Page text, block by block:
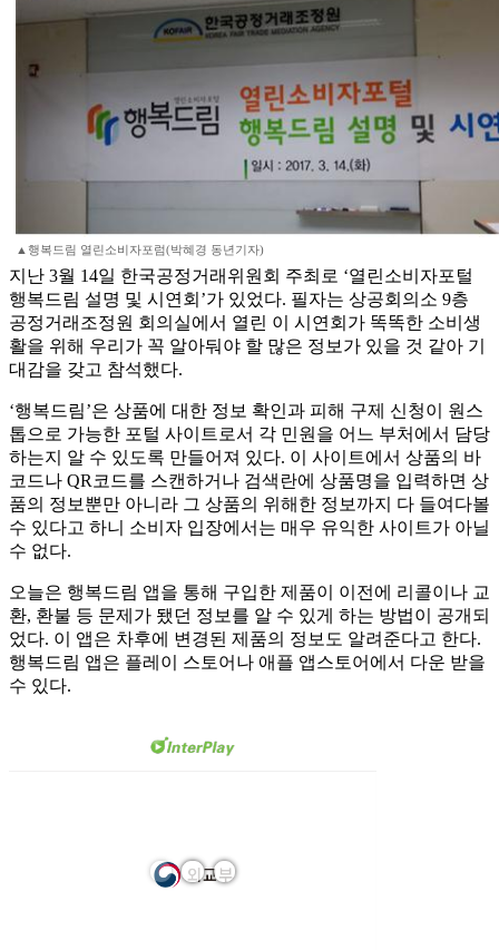
▲행복드림 열린소비자포럼(박혜경 동년기자)
지난 3월 14일 한국공정거래위원회 주최로 ‘열린소비자포털
행복드림 설명 및 시연회’가 있었다. 필자는 상공회의소 9층
공정거래조정원 회의실에서 열린 이 시연회가 똑똑한 소비생
활을 위해 우리가 꼭 알아둬야 할 많은 정보가 있을 것 같아 기
대감을 갖고 참석했다.
‘행복드림’은 상품에 대한 정보 확인과 피해 구제 신청이 원스
톱으로 가능한 포털 사이트로서 각 민원을 어느 부처에서 담당
하는지 알 수 있도록 만들어져 있다. 이 사이트에서 상품의 바
코드나 QR코드를 스캔하거나 검색란에 상품명을 입력하면 상
품의 정보뿐만 아니라 그 상품의 위해한 정보까지 다 들여다볼
수 있다고 하니 소비자 입장에서는 매우 유익한 사이트가 아닐
수 없다.
오늘은 행복드림 앱을 통해 구입한 제품이 이전에 리콜이나 교
환, 환불 등 문제가 됐던 정보를 알 수 있게 하는 방법이 공개되
었다. 이 앱은 차후에 변경된 제품의 정보도 알려준다고 한다.
행복드림 앱은 플레이 스토어나 애플 앱스토어에서 다운 받을
수 있다.